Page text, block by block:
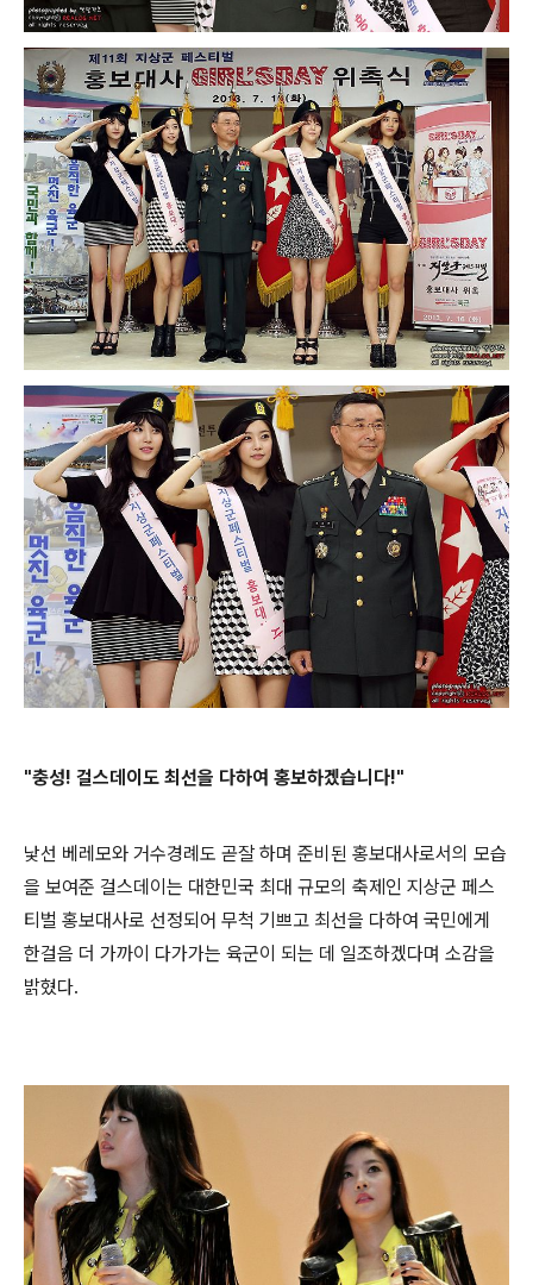
"충성! 걸스데이도 최선을 다하여 홍보하겠습니다!"
낯선 베레모와 거수경례도 곧잘 하며 준비된 홍보대사로서의 모습
을 보여준 걸스데이는 대한민국 최대 규모의 축제인 지상군 페스
티벌 홍보대사로 선정되어 무척 기쁘고 최선을 다하여 국민에게
한걸음 더 가까이 다가가는 육군이 되는 데 일조하겠다며 소감을
밝혔다.